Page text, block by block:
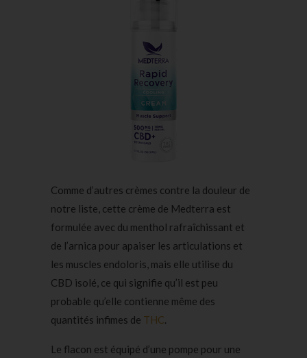
Comme d’autres crèmes contre la douleur de
notre liste, cette crème de Medterra est
formulée avec du menthol rafraîchissant et
de l’arnica pour apaiser les articulations et
les muscles endoloris, mais elle utilise du
CBD isolé, ce qui signifie qu’il est peu
probable qu’elle contienne même des
quantités infimes de THC.
Le flacon est équipé d’une pompe pour une